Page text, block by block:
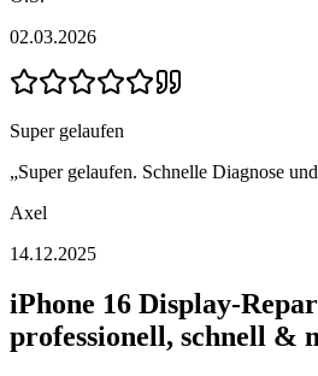
02.03.2026
Super gelaufen
„Super gelaufen. Schnelle Diagnose
Axel
14.12.2025
iPhone 16 Display-
professionell, schnell &